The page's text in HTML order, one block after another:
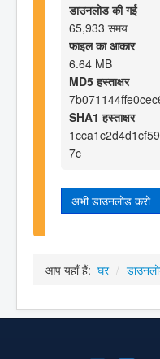
डाउनलोड की गई
65,933 समय
फाइल का आकार
6.64 MB
MD5 हस्ताक्षर
SHA1 हस्ताक्षर
7c
अभी डाउनलोड करो
आप यहाँ हैं: घर /